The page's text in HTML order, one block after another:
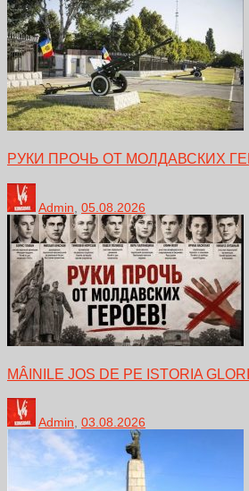
РУКИ ПРОЧЬ ОТ МОЛДАВСКИХ
Admin 05.08.2026
MÂINILE JOS DE PE ISTORIA
Admin, 03.08.2026